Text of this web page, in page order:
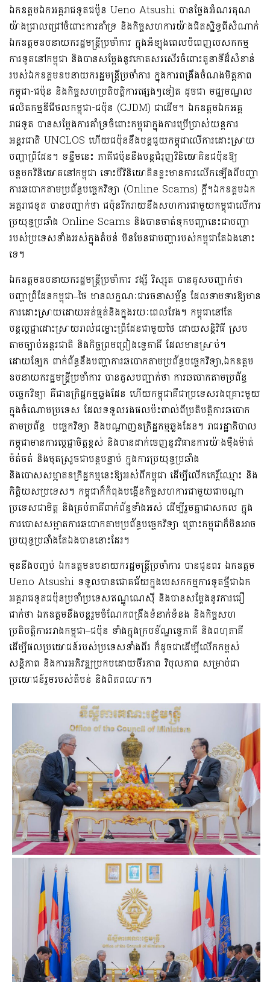
ឯកឧត្តមឯកអគ្គរាជទូតជប៉ូន Ueno Atsushi បានថ្លែងអំណរគុណ
យ៉ាងជ្រាលជ្រៅចំពោះការគាំទ្រ និងកិច្ចសហការយ៉ាងជិតស្និទ្ធពីសំណាក់
ឯកឧត្តមឧបនាយករដ្ឋមន្ត្រីប្រចាំការ ក្នុងអំឡុងពេលបំពេញបេសកកម្ម
ការទូតនៅកម្ពុជា និងបានសម្តែងនូវកោតសរសើរចំពោះតួនាទីដ៏សំខាន់
របស់ឯកឧត្តមឧបនាយករដ្ឋមន្ត្រីប្រចាំការ ក្នុងការពង្រឹងចំណងមិត្តភាព
កម្ពុជា-ជប៉ុន និងកិច្ចសហប្រតិបត្តិការផ្សេងៗទៀត ដូចជា មជ្ឈមណ្ឌល
ផលិតកម្មឌីជីថលកម្ពុជា-ជប៉ុន (CJDM) ជាដើម។ ឯកឧត្តមឯកអគ្គ
រាជទូត បានសម្តែងការគាំទ្រចំពោះកម្ពុជាក្នុងការប្រើប្រាស់យន្តការ
អន្តរជាតិ UNCLOS ហើយជប៉ុននឹងបន្តជួយកម្ពុជាលើការដោះស្រាយ
បញ្ហាព្រំដែន។ ទន្ទឹមនេះ ភាគីជប៉ុននឹងបន្តជំរុញវិនិយោគិនជប៉ុនឱ្យ
បន្តមកវិនិយោគនៅកម្ពុជា​ ទោះបីវិនិយោគិនខ្លះមានការលើកឡើងពីបញ្ហា
ការឆបោកតាមប្រព័ន្ធបច្ចេកវិទ្យា (Online Scams) ក្តី។ឯកឧត្តមឯក
អគ្គរាជទូត បានបញ្ជាក់ថា ជប៉ុនរីករាយនឹងសហការជាមួយកម្ពុជាលើការ
ប្រយុទ្ធប្រឆាំង Online Scams និងបានចាត់ទុកបញ្ហានេះជាបញ្ហា
របស់ប្រទេសទាំងអស់ក្នុងតំបន់ មិនមែនជាបញ្ហារបស់កម្ពុជាតែឯងនោះ
ទេ។
ឯកឧត្តមឧបនាយករដ្ឋមន្ត្រីប្រចាំការ វង្សី វិស្សុត បានគូសបញ្ជាក់ថា
បញ្ហាព្រំដែនកម្ពុជា–ថៃ មានលក្ខណៈជារចនាសម្ព័ន្ធ ដែលទាមទារឱ្យមាន
ការដោះស្រាយដោយអត់ធ្មត់និងក្នុងរយៈពេលវែង។ កម្ពុជានៅតែ
បន្តប្តេជ្ញាដោះស្រាយរាល់ជម្លោះព្រំដែនជាមួយថៃ ដោយសន្តិវិធី ស្រប
តាមច្បាប់អន្តរជាតិ និងកិច្ចព្រមព្រៀងទ្វេភាគី ដែលមានស្រាប់។
ដោយឡែក ពាក់ព័ន្ធនឹងបញ្ហាការឆបោកតាមប្រព័ន្ធបច្ចេកវិទ្យា,ឯកឧត្តម
ឧបនាយករដ្ឋមន្ត្រីប្រចាំការ បានគូសបញ្ជាក់ថា ការឆបោកតាមប្រព័ន្ធ
បច្ចេកវិទ្យា គឺជាឧក្រិដ្ឋកម្មឆ្លងដែន ហើយកម្ពុជាគឺជាប្រទេសរងគ្រោះមួយ
ក្នុងចំណោមប្រទេស ដែលទទួលរងផលប៉ះពាល់ពីប្រតិបត្តិការឆបោក
តាមប្រព័ន្ធ បច្ចេកវិទ្យា និងបណ្តាញឧក្រិដ្ឋកម្មឆ្លងដែន។ រាជរដ្ឋាភិបាល
កម្ពុជាមានការប្តេជ្ញាចិត្តខ្ពស់ និងបានដាក់ចេញនូវវិធានការយ៉ាងម៉ឺងម៉ាត់
ម៉ត់ចត់ និងមុតស្រួចជាបន្តបន្ទាប់ ក្នុងការប្រយុទ្ធប្រឆាំង
និងបោសសម្អាតឧក្រិដ្ឋកម្មនេះឱ្យអស់ពីកម្ពុជា ដើម្បីលើកកេរ្តិ៍ឈ្មោះ និង
កិត្តិយសប្រទេស។ កម្ពុជាក៏កំពុងបង្កើនកិច្ចសហការជាមួយជាបណ្តា
ប្រទេសជាមិត្ត និងគ្រប់ភាគីពាក់ព័ន្ធទាំងអស់ ដើម្បីរួមគ្នាជាសកល​ ក្នុង
ការបោសសម្អាតការឆបោកតាមប្រព័ន្ធបច្ចេកវិទ្យា ព្រោះកម្ពុជាក៏មិនអាច
ប្រយុទ្ធប្រឆាំងតែឯងបាននោះដែរ។
មុននឹងបញ្ចប់ ឯកឧត្តមឧបនាយករដ្ឋមន្ត្រីប្រចាំការ បានជូនពរ ឯកឧត្តម
Ueno Atsushi ទទួលបានជោគជ័យក្នុងបេសកកម្មការទូតថ្មីជាឯក
អគ្គរាជទូតជប៉ុនប្រចាំប្រទេសឥណ្ឌូណេស៊ី និងបានសម្តែងនូវការជឿ
ជាក់ថា ឯកឧត្តមនឹងបន្តរួមចំណែកពង្រឹងទំនាក់ទំនង និងកិច្ចសហ
ប្រតិបត្តិការរវាងកម្ពុជា–ជប៉ុន ទាំងក្នុងក្របខ័ណ្ឌទ្វេភាគ ី និងពហុភាគី
ដើម្បីផលប្រយោជន៍របស់ប្រទេសទាំងពីរ ក៏ដូចជាដើម្បីលើកកម្ពស់
សន្តិភាព និងការអភិវឌ្ឍប្រកបដោយចីរភាព វិបុលភាព សម្រាប់ជា
ប្រយោជន៍រួមរបស់តំបន់ និងពិភពលោក។